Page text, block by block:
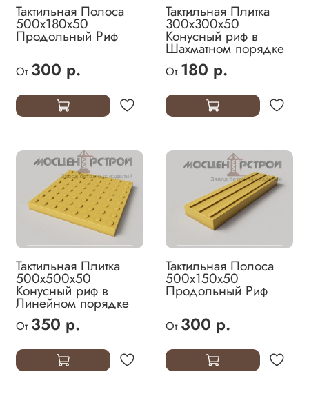
Тактильная Полоса
500х180х50
Продольный Риф
От 300 р.
Тактильная Плитка
300х300х50
Конусный риф в
Шахматном порядке
От 180 р.
Тактильная Плитка
500х500х50
Конусный риф в
Линейном порядке
От 350 р.
Тактильная Полоса
500х150х50
Продольный Риф
От 300 р.